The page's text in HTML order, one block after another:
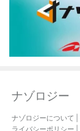
ナゾロジー
ナゾロジーについて
ライバシーポリシー